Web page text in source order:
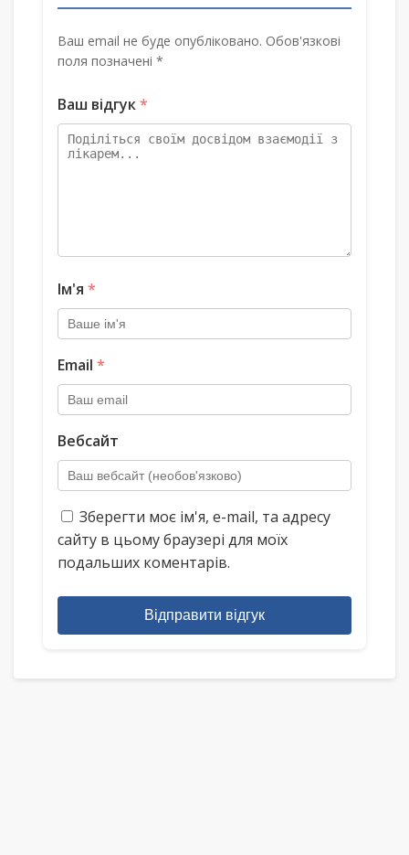
Ваш email не буде опубліковано. Обов'язкові
поля позначені *
Ваш відгук*
Ім'я *
Email *
Вебсайт
Зберегти моє ім'я, e-mail, та адресу
сайту в цьому браузері для моїх
подальших коментарів.
Відправити відгук